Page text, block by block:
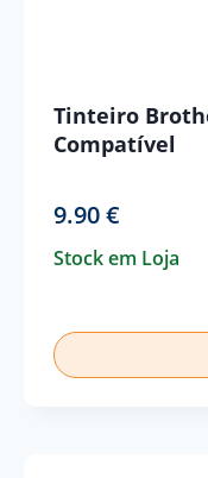
Tinteiro
Compatível
9.90€
Stock em Loja